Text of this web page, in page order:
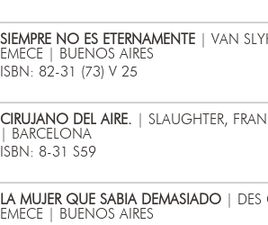
SIEMPRE NO ES ETERNAMENTE | VAN
EMECE | BUENOS AIRES
ISBN: 82-31 (73) V 25
CIRUJANO DEL AIRE. | SLAUGHTER,
| BARCELONA
ISBN: 8-31 S59
LA MUJER QUE SABIA DEMASIADO | DES
EMECE | BUENOS AIRES